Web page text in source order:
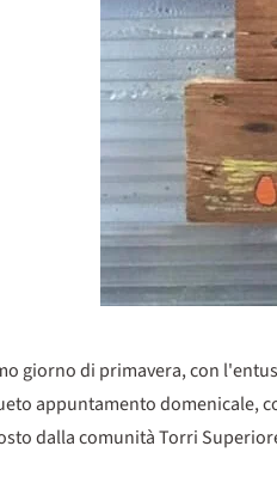
giorno di primavera, con
appuntamento domenicale,
dalla comunità Torri